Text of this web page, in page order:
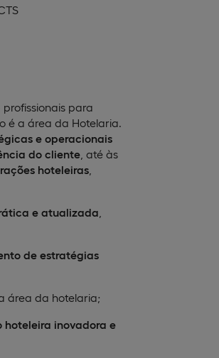
para
é a área da Hotelaria.
e operacionais
do cliente , até às
hoteleiras
e atualizada
de estratégias
área da hotelaria;
hoteleira inovadora e